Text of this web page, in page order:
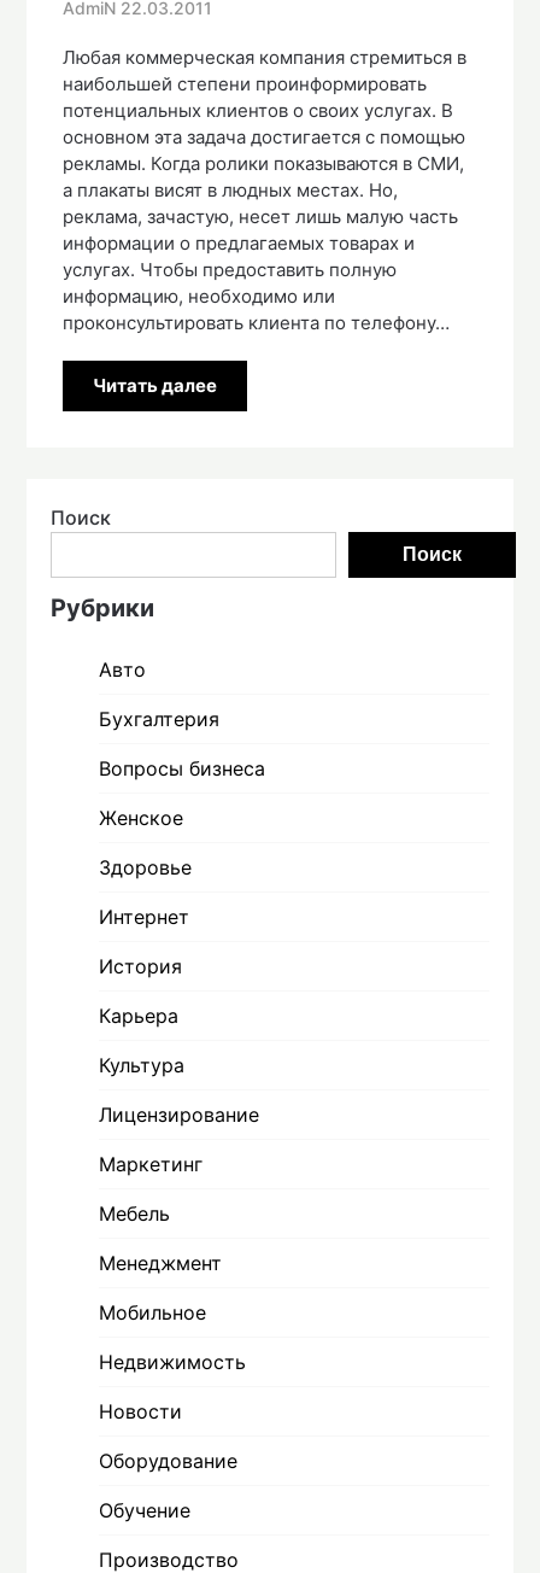
AdmiN 22.03.2011
Любая коммерческая компания стремиться в
наибольшей степени проинформировать
потенциальных клиентов о своих услугах. В
основном эта задача достигается с помощью
рекламы. Когда ролики показываются в СМИ,
а плакаты висят в людных местах. Но,
реклама, зачастую, несет лишь малую часть
информации о предлагаемых товарах и
услугах. Чтобы предоставить полную
информацию, необходимо или
проконсультировать клиента по телефону…
Читать далее
Поиск
Поиск
Рубрики
Авто
Бухгалтерия
Вопросы бизнеса
Женское
Здоровье
Интернет
История
Карьера
Культура
Лицензирование
Маркетинг
Мебель
Менеджмент
Мобильное
Недвижимость
Новости
Оборудование
Обучение
Производство